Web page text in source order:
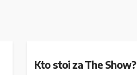
Kto stoi za The Show?